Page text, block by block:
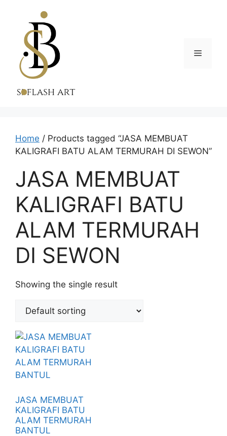
content
Menu
Home / Products tagged “JASA MEMBUAT
KALIGRAFI BATU ALAM TERMURAH DI SEWON”
JASA MEMBUAT
KALIGRAFI BATU
ALAM TERMURAH
DI SEWON
Showing the single result
JASA MEMBUAT
KALIGRAFI BATU
ALAM TERMURAH
BANTUL